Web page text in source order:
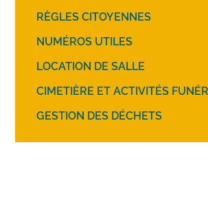
RÈGLES CITOYENNES
NUMÉROS UTILES
LOCATION DE SALLE
CIMETIÈRE ET ACTIVITÉS
GESTION DES DÉCHETS